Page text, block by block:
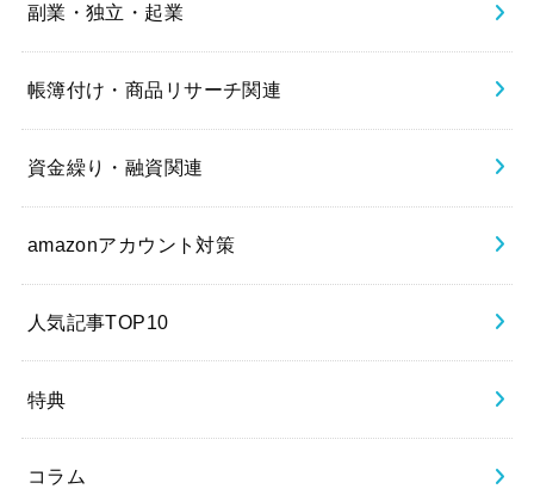
副業・独立・起業
帳簿付け・商品リサーチ関連
資金繰り・融資関連
amazonアカウント対策
人気記事TOP10
特典
コラム